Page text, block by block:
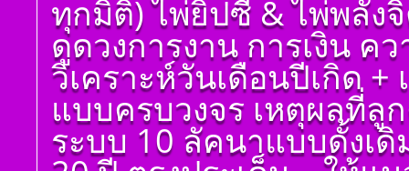
ทุกมิติ) ไพ่ยิปซี & ไพ่พลัง
ดูดวงการงาน การเงิน ค
วิเคราะห์วันเดือนปีเกิด
แบบครบวงจร เหตุผลที่ลู
ระบบ 10 ลัคนาแบบดั้งเ